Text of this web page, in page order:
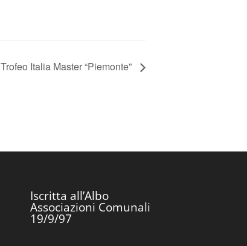
Trofeo Italia Master “Piemonte”
Iscritta all’Albo
Associazioni Comunali
19/9/97